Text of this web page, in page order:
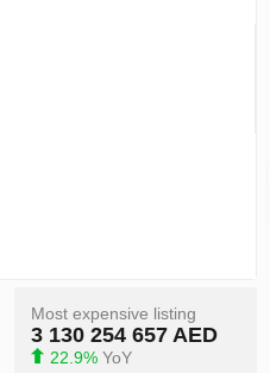
Most expensive listing
3 130 254 657 AED
22.9% YoY